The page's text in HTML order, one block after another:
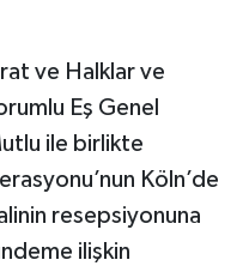
ve Halklar ve
Eş Genel
ile birlikte
Köln’de
resepsiyonuna
ilişkin